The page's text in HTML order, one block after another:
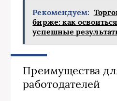
Рекомендуем:
бирже: как
успешные
Преимущества
работодателей